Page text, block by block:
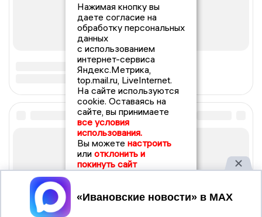
Нажимая кнопку вы
даете согласие на
обработку персональных
данных
с использованием
интернет-сервиса
Яндекс.Метрика,
top.mail.ru, LiveInternet.
На сайте используются
cookie. Оставаясь на
сайте, вы принимаете
все условия
использования.
Вы можете настроить
или отклонить и
покинуть сайт
Принять